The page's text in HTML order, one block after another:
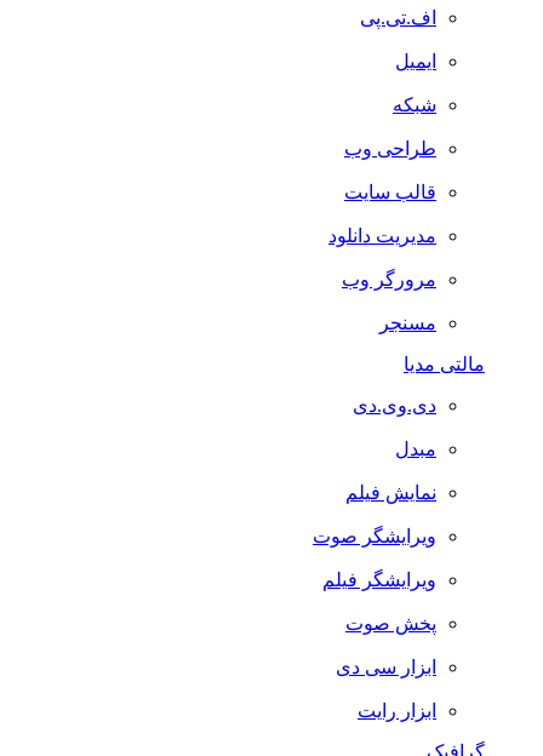
اف.تی.پی
ایمیل
شبکه
طراحی وب
قالب سایت
مدیریت دانلود
مرورگر وب
مسنجر
مالتی مدیا
دی.وی.دی
مبدل
نمایش فیلم
ویرایشگر صوت
ویرایشگر فیلم
پخش صوت
ابزار سی دی
ابزار رایت
گرافیک